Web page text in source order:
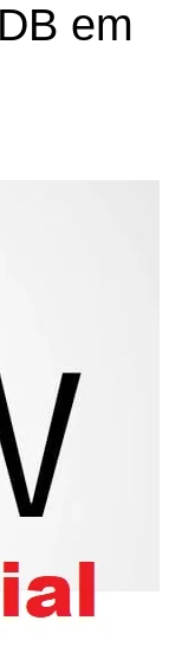
em